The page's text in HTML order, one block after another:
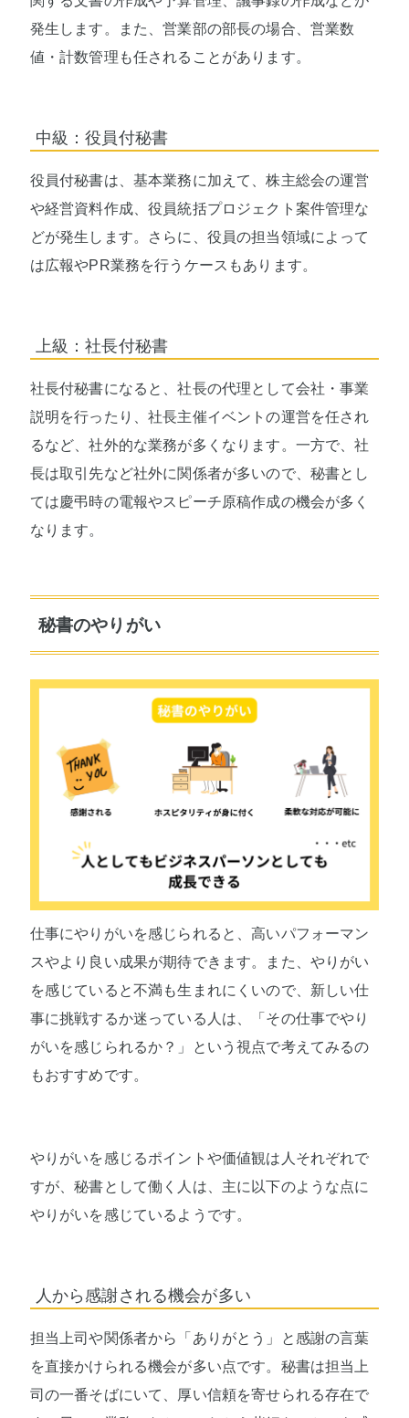
発生します。また、営業部の部長の場合、営業数
値・計数管理も任されることがあります。
中級：役員付秘書
役員付秘書は、基本業務に加えて、株主総会の運営
や経営資料作成、役員統括プロジェクト案件管理な
どが発生します。さらに、役員の担当領域によって
は広報やPR業務を行うケースもあります。
上級：社長付秘書
社長付秘書になると、社長の代理として会社・事業
説明を行ったり、社長主催イベントの運営を任され
るなど、社外的な業務が多くなります。一方で、社
長は取引先など社外に関係者が多いので、秘書とし
ては慶弔時の電報やスピーチ原稿作成の機会が多く
なります。
秘書のやりがい
仕事にやりがいを感じられると、高いパフォーマン
スやより良い成果が期待できます。また、やりがい
を感じていると不満も生まれにくいので、新しい仕
事に挑戦するか迷っている人は、「その仕事でやり
がいを感じられるか？」という視点で考えてみるの
もおすすめです。
やりがいを感じるポイントや価値観は人それぞれで
すが、秘書として働く人は、主に以下のような点に
やりがいを感じているようです。
人から感謝される機会が多い
担当上司や関係者から「ありがとう」と感謝の言葉
を直接かけられる機会が多い点です。秘書は担当上
司の一番そばにいて、厚い信頼を寄せられる存在で